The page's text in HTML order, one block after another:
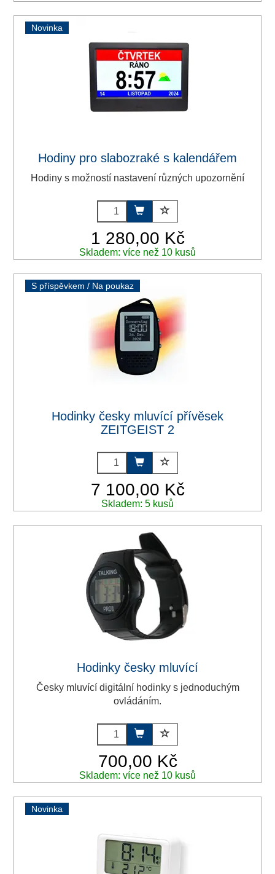
Novinka
Hodiny pro slabozraké s kalendářem
Hodiny s možností nastavení různých upozornění
1 280,00 Kč
Skladem: více než 10 kusů
S příspěvkem / Na poukaz
Hodinky česky mluvící přívěsek
ZEITGEIST 2
7 100,00 Kč
Skladem: 5 kusů
Hodinky česky mluvící
Česky mluvící digitální hodinky s jednoduchým
ovládáním.
700,00 Kč
Skladem: více než 10 kusů
Novinka